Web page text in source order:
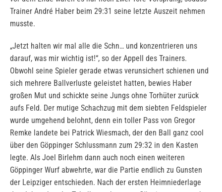
Trainer André Haber beim 29:31 seine letzte Auszeit nehmen
musste.
„Jetzt halten wir mal alle die Schn… und konzentrieren uns
darauf, was mir wichtig ist!“, so der Appell des Trainers.
Obwohl seine Spieler gerade etwas verunsichert schienen und
sich mehrere Ballverluste geleistet hatten, bewies Haber
großen Mut und schickte seine Jungs ohne Torhüter zurück
aufs Feld. Der mutige Schachzug mit dem siebten Feldspieler
wurde umgehend belohnt, denn ein toller Pass von Gregor
Remke landete bei Patrick Wiesmach, der den Ball ganz cool
über den Göppinger Schlussmann zum 29:32 in den Kasten
legte. Als Joel Birlehm dann auch noch einen weiteren
Göppinger Wurf abwehrte, war die Partie endlich zu Gunsten
der Leipziger entschieden. Nach der ersten Heimniederlage